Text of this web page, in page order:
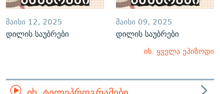
ᲛᲐᲘᲡᲘ 12, 2025
დილის საუბრები
ᲛᲐᲘᲡᲘ 09, 2025
დილის საუბრები
იხ. ყველა ეპიზოდი